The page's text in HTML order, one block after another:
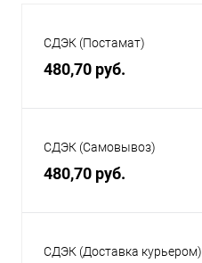
СДЭК (Постамат)
480,70 руб.
СДЭК (Самовывоз)
480,70 руб.
СДЭК (Доставка курьером)